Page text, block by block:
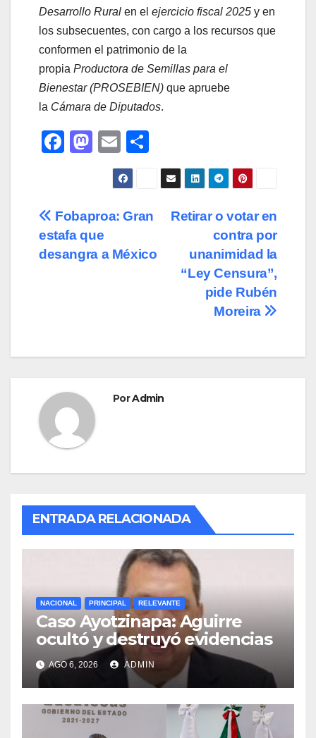
Desarrollo Rural en el ejercicio fiscal 2025 y en
los subsecuentes, con cargo a los recursos que
conformen el patrimonio de la
propia Productora de Semillas para el
Bienestar (PROSEBIEN) que apruebe
la Cámara de Diputados.
F
e
b
o
M
o
d
o
E
m
ail
o
m
p
tir
Navegación
de
Retirar o votar en
contra por
unanimidad la
“Ley Censura”,
pide Rubén
Moreira
Fobaproa: Gran
estafa que
desangra a México
PorAdmin
ENTRADA RELACIONADA
NACIONAL PRINCIPAL RELEVANTE
Caso Ayotzinapa: Aguirre
ocultó y destruyó evidencias
AGO 6, 2026 ADMIN